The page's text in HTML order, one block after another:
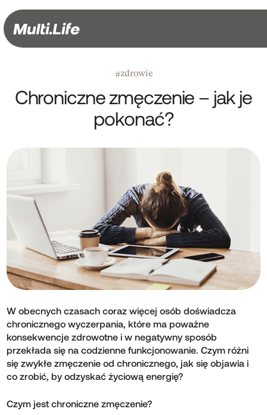
#zdrowie
Chroniczne zmęczenie – jak je
pokonać?
W obecnych czasach coraz więcej osób doświadcza
chronicznego wyczerpania, które ma poważne
konsekwencje zdrowotne i w negatywny sposób
przekłada się na codzienne funkcjonowanie. Czym różni
się zwykłe zmęczenie od chronicznego, jak się objawia i
co zrobić, by odzyskać życiową energię?
Czym jest chroniczne zmęczenie?